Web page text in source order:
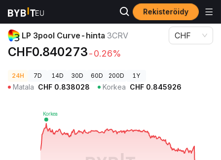
Rekisteröidy
Kryptohinnat LP 3pool Curve-hinta 3CRV
LP 3pool Curve-hinta 3CRV
CHF0.840273-0.26%
CHF
24H 7D 14D 30D 60D 200D 1Y
Matala CHF 0.838028 Korkea CHF 0.845926